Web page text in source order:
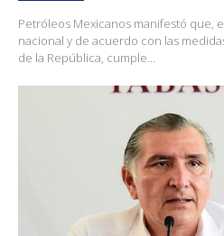
Petróleos Mexicanos manifestó que,
nacional y de acuerdo con las
de la República, cumple...